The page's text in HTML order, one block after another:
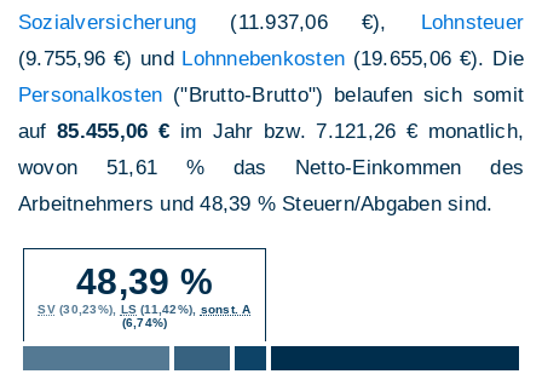
Sozialversicherung (11.937,06 €),
Lohnsteuer
(9.755,96 €) und Lohnnebenkosten (19.655,06 €). Die
Personalkosten ("Brutto-Brutto") belaufen sich somit
auf85.455,06 € im Jahr bzw. 7.121,26 € monatlich,
wovon 51,61 % das Netto-Einkommen des
Arbeitnehmers und 48,39 % Steuern/Abgaben sind.
48,39 %
SV(30,23%), LS (11,42%), sonst. A
(6,74%)